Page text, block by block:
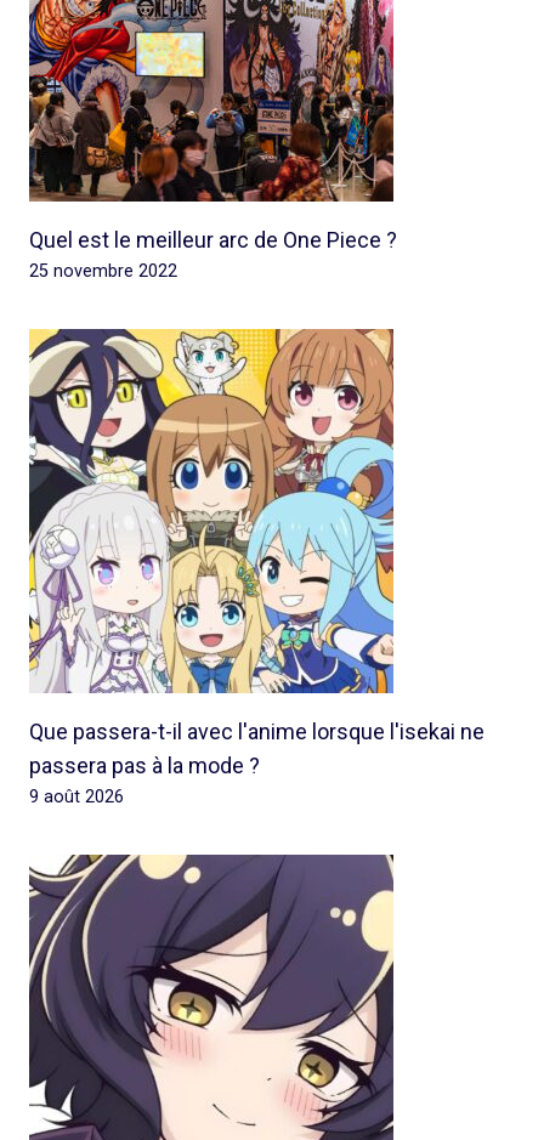
Quel est le meilleur arc de One Piece ?
25 novembre 2022
Que passera-t-il avec l'anime lorsque l'isekai ne
passera pas à la mode ?
9 août 2026